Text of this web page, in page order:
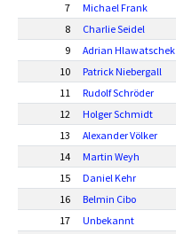
7
Michael Frank
8
Charlie Seidel
9
Adrian Hlawatschek
10
Patrick Niebergall
11
Rudolf Schröder
12
Holger Schmidt
13
Alexander Völker
14
Martin Weyh
15
Daniel Kehr
16
Belmin Cibo
17
Unbekannt